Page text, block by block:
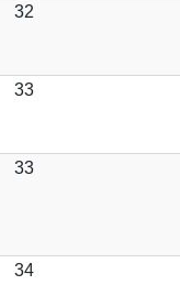
32
33
33
34